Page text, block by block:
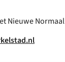
Nieuwe Normaal